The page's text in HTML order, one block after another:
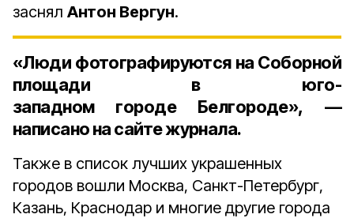
заснял Антон Вергун.
«Люди фотографируются на Соборной
площади в юго-
западном городе Белгороде», —
написано на сайте журнала.
Также в список лучших украшенных
городов вошли Москва, Санкт-Петербург,
Казань, Краснодар и многие другие города